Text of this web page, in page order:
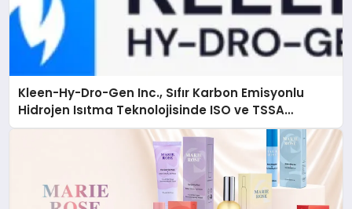
Kleen-Hy-Dro-Gen Inc., Sıfır Karbon Emisyonlu
Hidrojen Isıtma Teknolojisinde ISO ve TSSA
Düzenleyici Onaylarını Aldı